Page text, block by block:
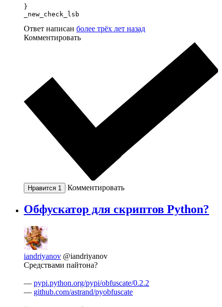
}
Ответ написан более трёх лет назад
Комментировать
Нравится 1 Комментировать
Oбфускатор для скриптов Python?
iandriyanov @iandriyanov
Средствами пайтона?
— pypi.python.org/pypi/obfuscate/0.2.2
— github.com/astrand/pyobfuscate